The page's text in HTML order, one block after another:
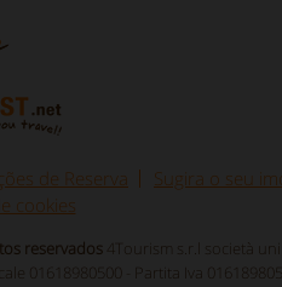
de Reserva Sugira o seu
cookies
reservados 4Tourism s.r.l società
01618980500 - Partita Iva